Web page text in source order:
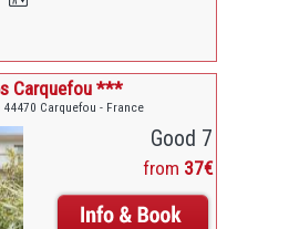
Carquefou ***
Carquefou - France
Good 7
from 37€